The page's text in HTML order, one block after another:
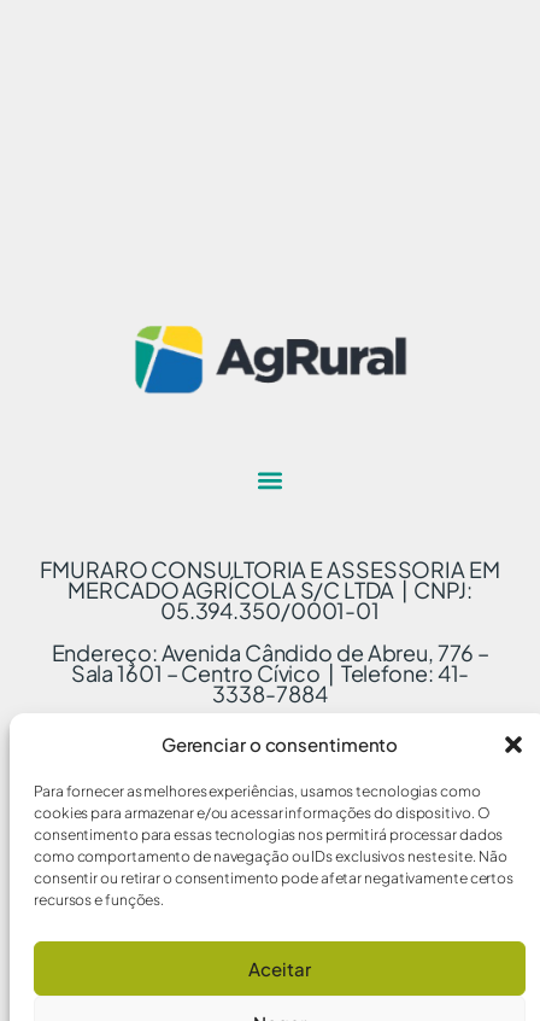
Gerenciar o consentimento
Para fornecer as melhores experiências, usamos tecnologias como
cookies para armazenar e/ou acessar informações do dispositivo. O
consentimento para essas tecnologias nos permitirá processar dados
como comportamento de navegação ou IDs exclusivos neste site. Não
consentir ou retirar o consentimento pode afetar negativamente certos
recursos e funções.
Aceitar
FMURARO CONSULTORIA E ASSESSORIA EM
MERCADO AGRÍCOLA S/C LTDA | CNPJ:
05.394.350/0001-01
Endereço: Avenida Cândido de Abreu, 776 –
Sala 1601 – Centro Cívico | Telefone: 41-
3338-7884